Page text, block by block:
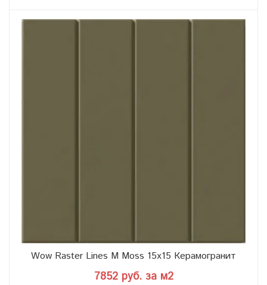
Wow Raster Lines M Moss 15x15 Керамогранит
7852 руб. за м2